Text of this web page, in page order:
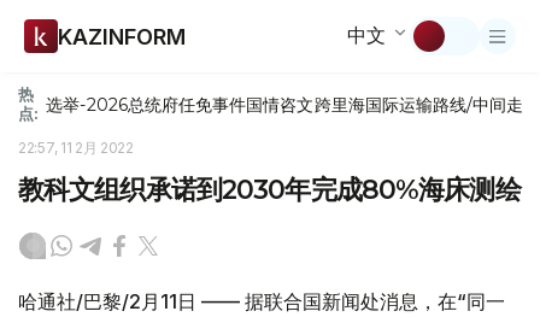
KAZINFORM 中文
热
点: 选举-2026总统府任免事件国情咨文跨里海国际运输路线/中间走廊
22:57, 11 2月 2022
教科文组织承诺到2030年完成80%海床测绘
哈通社/巴黎/2月11日 —— 据联合国新闻处消息，在“同一